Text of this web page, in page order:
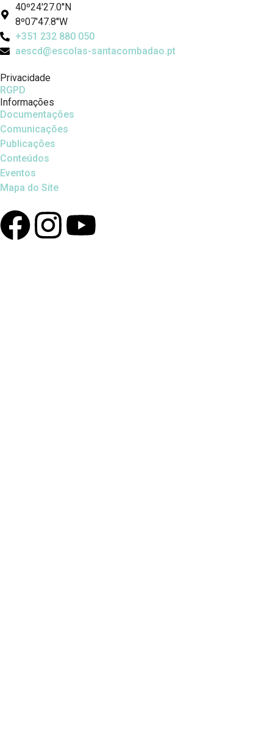
40º24'27.0''N
8º07'47.8''W
+351 232 880 050
aescd@escolas-santacombadao.pt
Privacidade
RGPD
Informações
Documentações
Comunicações
Publicações
Conteúdos
Eventos
Mapa do Site